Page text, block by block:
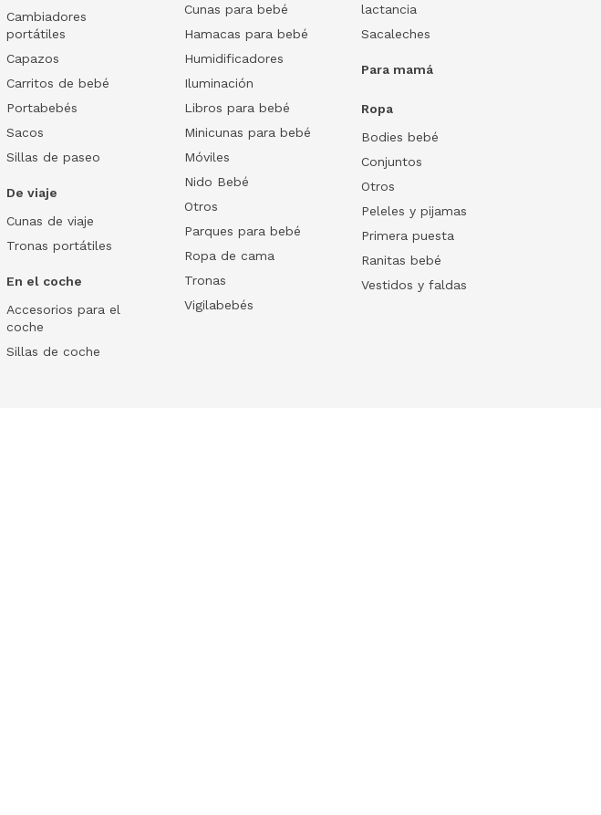
Cambiadores
portátiles
Capazos
Carritos de bebé
Portabebés
Sacos
Sillas de paseo
De viaje
Cunas de viaje
Tronas portátiles
En el coche
Accesorios para el
coche
Sillas de coche
Cunas para bebé
Hamacas para bebé
Humidificadores
Iluminación
Libros para bebé
Minicunas para bebé
Móviles
Nido Bebé
Otros
Parques para bebé
Ropa de cama
Tronas
Vigilabebés
lactancia
Sacaleches
Para mamá
Ropa
Bodies bebé
Conjuntos
Otros
Peleles y pijamas
Primera puesta
Ranitas bebé
Vestidos y faldas